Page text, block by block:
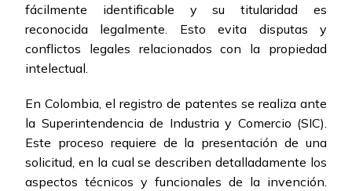
fácilmente identificable y su titularidad es
reconocida legalmente. Esto evita disputas y
conflictos legales relacionados con la propiedad
intelectual.
En Colombia, el registro de patentes se realiza ante
la Superintendencia de Industria y Comercio (SIC).
Este proceso requiere de la presentación de una
solicitud, en la cual se describen detalladamente los
aspectos técnicos y funcionales de la invención.